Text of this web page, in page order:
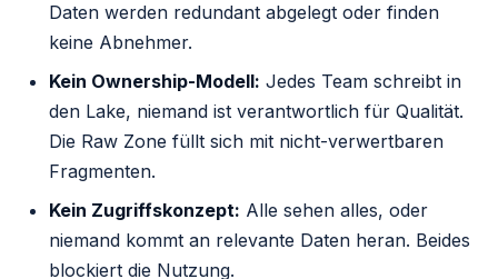
Daten werden redundant abgelegt oder finden
keine Abnehmer.
Kein Ownership-Modell: Jedes Team schreibt in
den Lake, niemand ist verantwortlich für Qualität.
Die Raw Zone füllt sich mit nicht-verwertbaren
Fragmenten.
Kein Zugriffskonzept: Alle sehen alles, oder
niemand kommt an relevante Daten heran. Beides
blockiert die Nutzung.